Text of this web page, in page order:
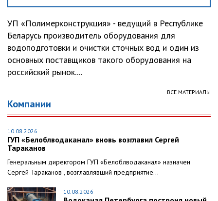
УП «Полимерконструкция» - ведущий в Республике
Беларусь производитель оборудования для
водоподготовки и очистки сточных вод и один из
основных поставщиков такого оборудования на
российский рынок....
ВСЕ МАТЕРИАЛЫ
Компании
10.08.2026
ГУП «Белоблводаканал» вновь возглавил Сергей
Тараканов
Генеральным директором ГУП «Белоблводаканал» назначен
Сергей Тараканов , возглавлявший предприятие...
10.08.2026